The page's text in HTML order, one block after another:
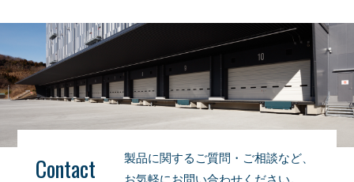
Contact
製品に関するご質問・ご相談など、
お気軽にお問い合わせください。